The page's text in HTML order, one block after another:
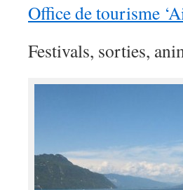
Office de tourisme
Festivals, sorties,